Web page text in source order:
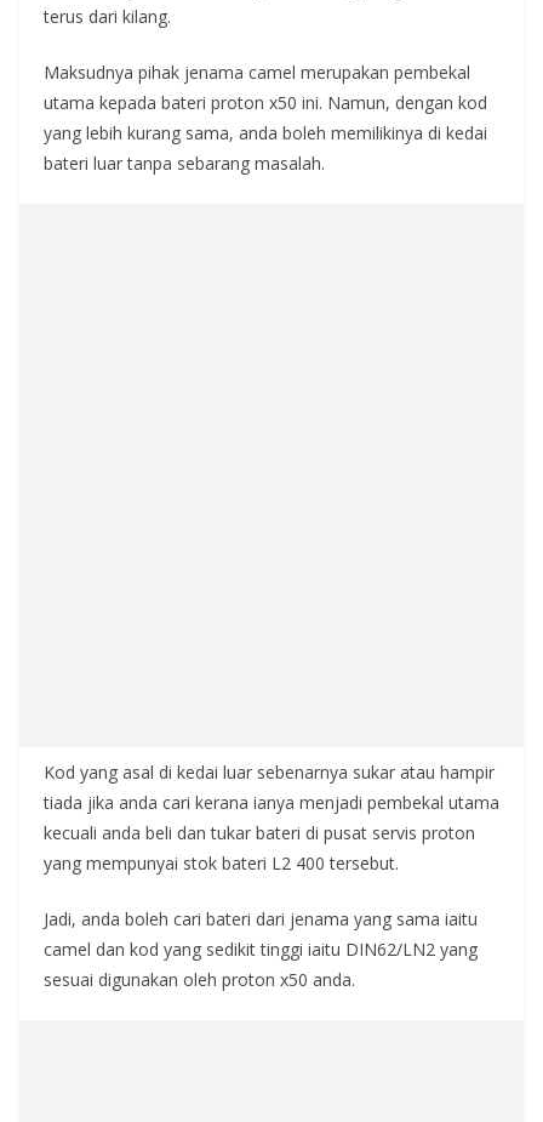
terus dari kilang.
Maksudnya pihak jenama camel merupakan pembekal
utama kepada bateri proton x50 ini. Namun, dengan kod
yang lebih kurang sama, anda boleh memilikinya di kedai
bateri luar tanpa sebarang masalah.
Kod yang asal di kedai luar sebenarnya sukar atau hampir
tiada jika anda cari kerana ianya menjadi pembekal utama
kecuali anda beli dan tukar bateri di pusat servis proton
yang mempunyai stok bateri L2 400 tersebut.
Jadi, anda boleh cari bateri dari jenama yang sama iaitu
camel dan kod yang sedikit tinggi iaitu DIN62/LN2 yang
sesuai digunakan oleh proton x50 anda.